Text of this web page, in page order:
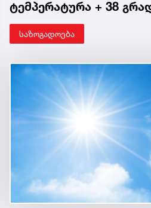
ტემპერატურა + 38
საზოგადოება